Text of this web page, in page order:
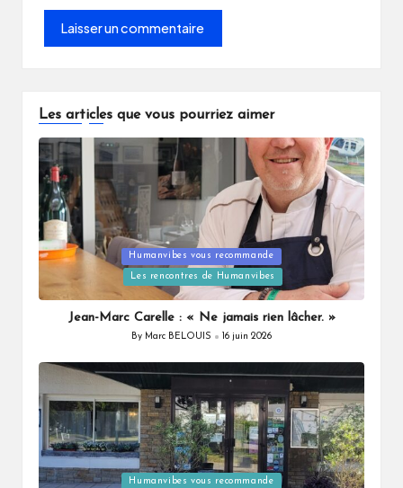
Les articles que vous pourriez aimer
Posted
Humanvibes vous recommande
Les rencontres de Humanvibes
Jean-Marc Carelle : « Ne jamais rien lâcher. »
Posted
By Marc BELOUIS 16 juin 2026
Posted
Humanvibes vous recommande